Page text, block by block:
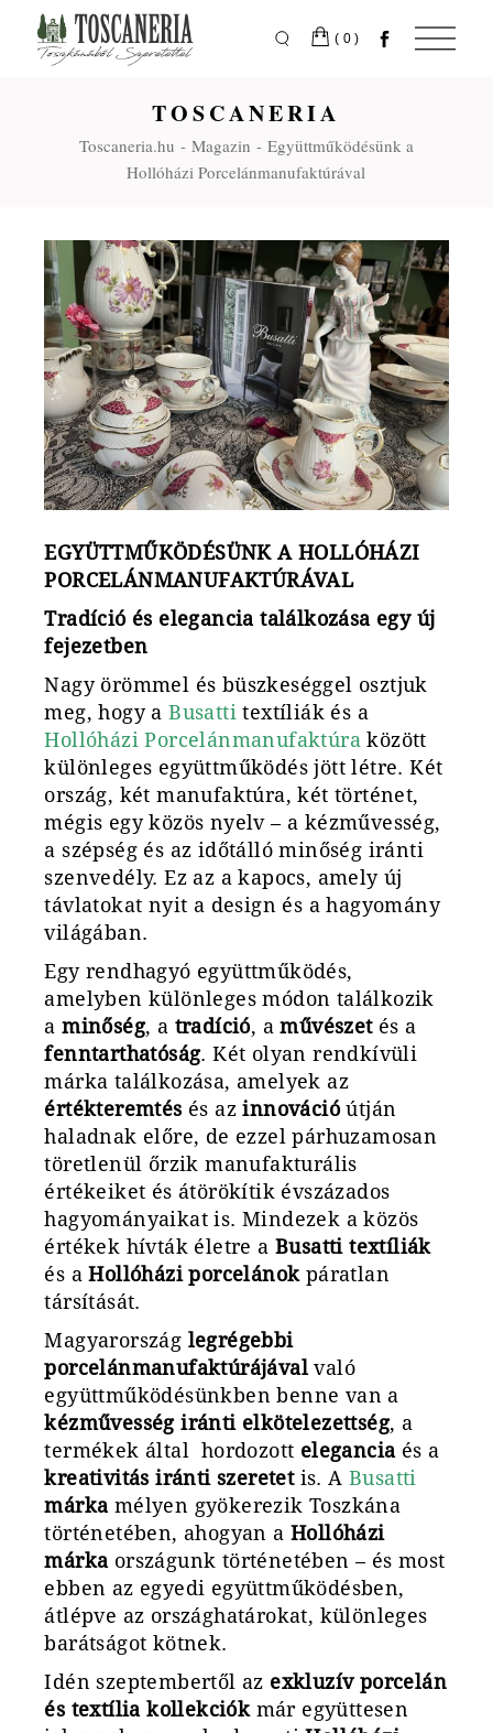
content
(0)
TOSCANERIA
Toscaneria.hu Magazin
Együttműködésünk a
Hollóházi Porcelánmanufaktúrával
EGYÜTTMŰKÖDÉSÜNK A HOLLÓHÁZI
PORCELÁNMANUFAKTÚRÁVAL
Tradíció és elegancia találkozása egy új
fejezetben
Nagy örömmel és büszkeséggel osztjuk
meg, hogy aBusatti textíliák és a
Hollóházi Porcelánmanufaktúra között
különleges együttműködés jött létre. Két
ország, két manufaktúra, két történet,
mégis egy közös nyelv – a kézművesség,
a szépség és az időtálló minőség iránti
szenvedély. Ez az a kapocs, amely új
távlatokat nyit a design és a hagyomány
világában.
Egy rendhagyó együttműködés,
amelyben különleges módon találkozik
aminőség, a tradíció, aművészetés a
fenntarthatóság. Két olyan rendkívüli
márka találkozása, amelyek az
értékteremtés és azinnovációútján
haladnak előre, de ezzel párhuzamosan
töretlenül őrzik manufakturális
értékeiket és átörökítik évszázados
hagyományaikat is. Mindezek a közös
értékek hívták életre a Busatti textíliák
és aHollóházi porcelánokpáratlan
társítását.
Magyarország legrégebbi
porcelánmanufaktúrájávalvaló
együttműködésünkben benne van a
kézművesség iránti elkötelezettség, a
termékek által hordozott elegancia és a
kreativitás iránti szeretetis. A Busatti
márka mélyen gyökerezik Toszkána
történetében, ahogyan a Hollóházi
márka országunk történetében – és most
ebben az egyedi együttműködésben,
átlépve az országhatárokat, különleges
barátságot kötnek.
Idén szeptembertől az exkluzív porcelán
és textília kollekciókmár együttesen